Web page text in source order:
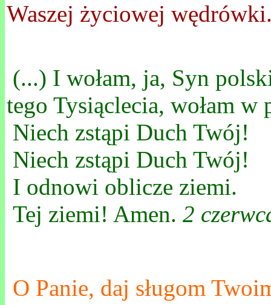
Waszej życiowej
(...) I wołam, ja, Syn
tego Tysiąclecia, wołam w
Niech zstąpi Duch Twój!
Niech zstąpi Duch Twój!
I odnowi oblicze ziemi.
Tej ziemi! Amen. 2
O Panie, daj sługom